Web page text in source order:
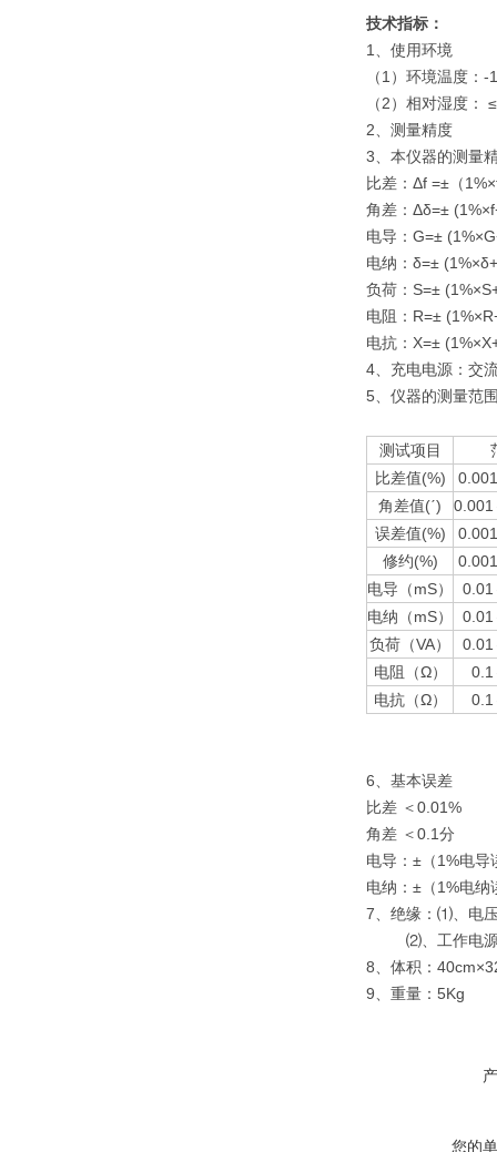
技术指标：
1、 使用环境
（1） 环境温度： -
（2）相对湿度：
≤
2、 测量精度
3、 本仪器的测量
比差：Δf =±（1%×
角差：Δδ=± (1%×
电导： G=± (1%×
电纳： δ=± (1%×δ
负荷： S=± (1%×
电阻： R=± (1%×
电抗： X=± (1%×
4、 充电电源：交
5、 仪器的测量范
测试项目
比差值(%)
0.001
角差值(ˊ) 0.001
误差值(%)
0.001
修约(%)
0.001
电导（mS） 0.01
电纳（mS） 0.01
负荷（VA） 0.01
电阻（Ω）
0.1
电抗（Ω）
0.1
6、 基本误差
比差 ＜0.01%
角差 ＜0.1分
电导：±（1%电导
电纳：±（1%电纳
7 、绝缘：⑴、电
⑵、工作电
8、 体积： 40cm×
9、 重量： 5Kg
您的